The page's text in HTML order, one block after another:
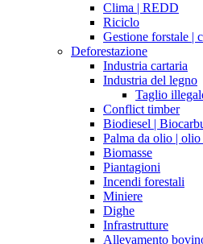
Clima | REDD
Riciclo
Gestione forstale |
Deforestazione
Industria cartaria
Industria del legno
Taglio
Conflict timber
Biodiesel |
Palma da olio |
Biomasse
Piantagioni
Incendi forestali
Miniere
Dighe
Infrastrutture
Allevamento